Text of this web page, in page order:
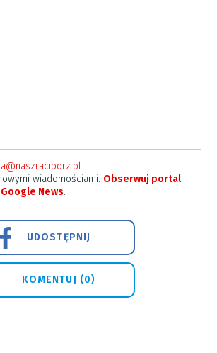
wiadomościami. Obserwuj portal
News.
UDOSTĘPNIJ
KOMENTUJ (0)